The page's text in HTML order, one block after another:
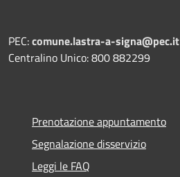
PEC:comune.lastra-a-signa@pec.it
Centralino Unico: 800 882299
Prenotazione appuntamento
Segnalazione disservizio
Leggi le FAQ